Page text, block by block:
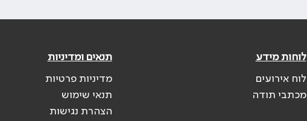
לוחות מידע
לוח אירועים
מכתבי תודה
תנאים ומדיניות
מדיניות פרטיות
תנאי שימוש
הצהרת נגישות